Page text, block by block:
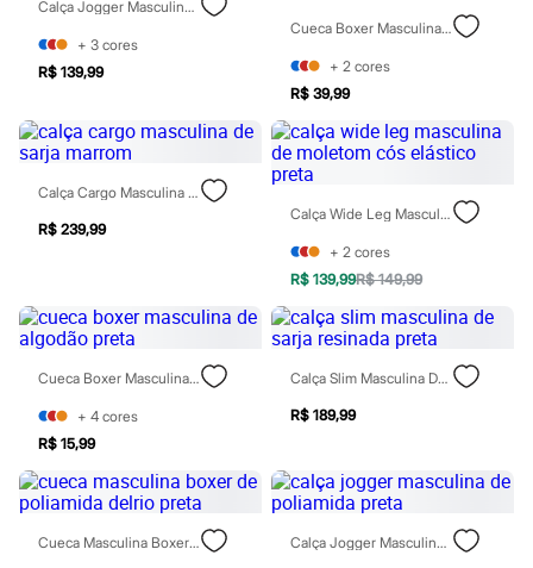
Rasteirinhas
Sapatilhas
Tênis
City
Clock House
Mindset
Sawary
Yessica
Moda esportiva
Acessórios
Leggings
Shorts e Bermudas
Tops
Moda íntima
Cintas e Modeladores
Meias
Pijamas
Sutiãs e Tops
Moda praia
Maiôs
Calça Jogger Masculina De Moletom Sem Felpa Preto
+ 3 cores
R$ 139,99
Cueca Boxer Masculina De Poliamida Listrada Mash Preta
+ 2 cores
R$ 39,99
Calça Cargo Masculina De Sarja Marrom
R$ 239,99
Calça Wide Leg Masculina De Moletom Cós Elástico Preta
+ 2 cores
R$ 139,99R$ 149,99
Cueca Boxer Masculina De Algodão Preta
+ 4 cores
R$ 15,99
Calça Slim Masculina De Sarja Resinada Preta
R$ 189,99
Cueca Masculina Boxer De Poliamida Delrio Preta Calça Jogger Masculina De Poliamida Preta